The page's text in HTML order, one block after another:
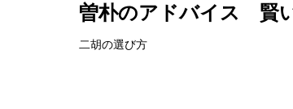
曽朴のアドバイス 賢
二胡の選び方